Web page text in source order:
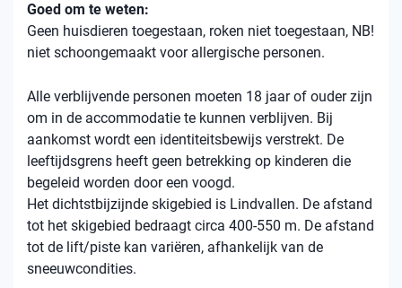
Goed om te weten:
Geen huisdieren toegestaan, roken niet toegestaan, NB!
niet schoongemaakt voor allergische personen.
Alle verblijvende personen moeten 18 jaar of ouder zijn
om in de accommodatie te kunnen verblijven. Bij
aankomst wordt een identiteitsbewijs verstrekt. De
leeftijdsgrens heeft geen betrekking op kinderen die
begeleid worden door een voogd.
Het dichtstbijzijnde skigebied is Lindvallen. De afstand
tot het skigebied bedraagt ​​circa 400-550 m. De afstand
tot de lift/piste kan variëren, afhankelijk van de
sneeuwcondities.